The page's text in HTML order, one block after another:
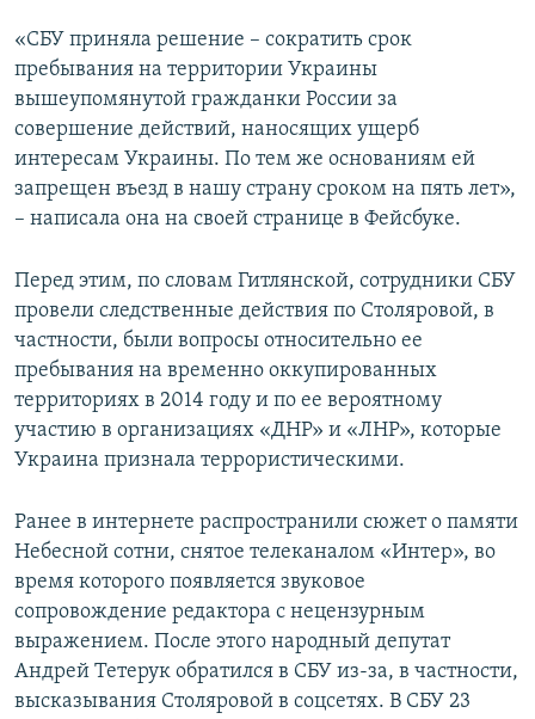
«СБУ приняла решение – сократить срок
пребывания на территории Украины
вышеупомянутой гражданки России за
совершение действий, наносящих ущерб
интересам Украины. По тем же основаниям ей
запрещен въезд в нашу страну сроком на пять лет»,
– написала она на своей странице в Фейсбуке.
Перед этим, по словам Гитлянской, сотрудники СБУ
провели следственные действия по Столяровой, в
частности, были вопросы относительно ее
пребывания на временно оккупированных
территориях в 2014 году и по ее вероятному
участию в организациях «ДНР» и «ЛНР», которые
Украина признала террористическими.
Ранее в интернете распространили сюжет о памяти
Небесной сотни, снятое телеканалом «Интер», во
время которого появляется звуковое
сопровождение редактора с нецензурным
выражением. После этого народный депутат
Андрей Тетерук обратился в СБУ из-за, в частности,
высказывания Столяровой в соцсетях. В СБУ 23